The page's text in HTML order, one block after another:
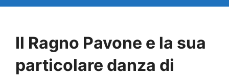
Il Ragno Pavone e la sua
particolare danza di